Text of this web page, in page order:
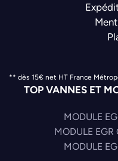
** dès 15€ net HT France
TOP VANNES ET
MODULE
MODULE
MODULE